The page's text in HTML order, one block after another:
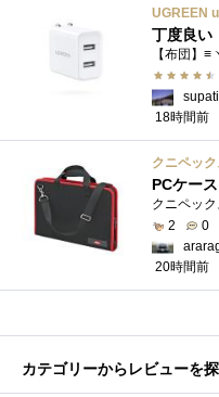
丁度良い
【布団】
18時間前
クニペッ
PCケー
2
0
20時間前
カテゴリーからレビューを